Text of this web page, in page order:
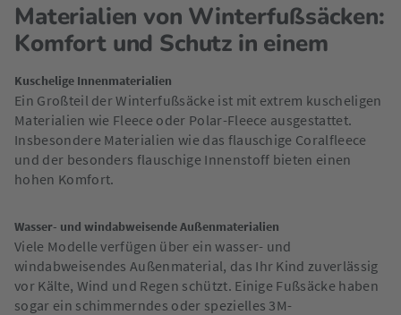
Materialien von Winterfußsäcken:
Komfort und Schutz in einem
Kuschelige Innenmaterialien
Ein Großteil der Winterfußsäcke ist mit extrem kuscheligen
Materialien wie Fleece oder Polar-Fleece ausgestattet.
Insbesondere Materialien wie das flauschige Coralfleece
und der besonders flauschige Innenstoff bieten einen
hohen Komfort.
Wasser- und windabweisende Außenmaterialien
Viele Modelle verfügen über ein wasser- und
windabweisendes Außenmaterial, das Ihr Kind zuverlässig
vor Kälte, Wind und Regen schützt. Einige Fußsäcke haben
sogar ein schimmerndes oder spezielles 3M-